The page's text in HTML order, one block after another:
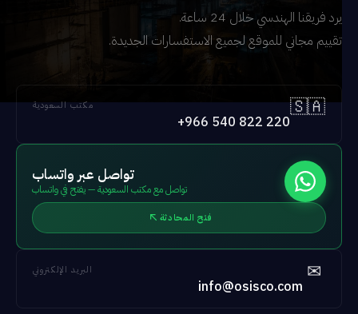
يرد فريقنا الهندسي خلال 24 ساعة.
تقييم مجاني للموقع لجميع الاستفسارات الجديدة.
🇸🇦 مكتب السعودية
+966 540 822 220
تواصل عبر واتساب
تواصل مع مكتب السعودية — يفتح في واتساب
فتح المحادثة
✉ البريد الإلكتروني
info@osisco.com